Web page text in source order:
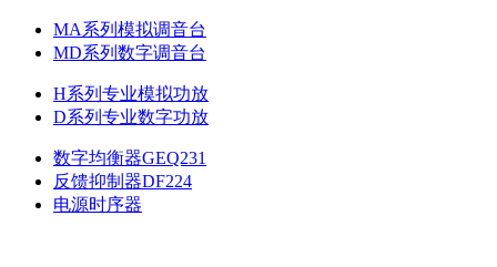
MA系列模拟调音台
MD系列数字调音台
H系列专业模拟功放
D系列专业数字功放
数字均衡器GEQ231
反馈抑制器DF224
电源时序器